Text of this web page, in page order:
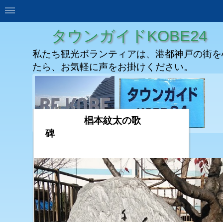
タウンガイドKOBE24
私たち観光ボランティアは、港都神戸の街
たら、お気軽に声をお掛けください。
椙本紋太の歌
碑